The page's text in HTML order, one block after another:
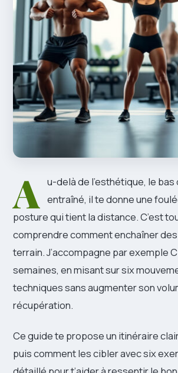
A u-delà de l’esthétique, le
entraîné, il te donne une
posture qui tient la distance. C’est
comprendre comment enchaîner des
terrain. J’accompagne par exemple
semaines, en misant sur six
techniques sans augmenter son
récupération.
Ce guide te propose un itinéraire
puis comment les cibler avec six